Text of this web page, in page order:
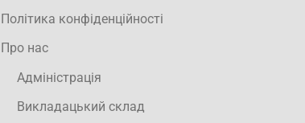
Політика конфіденційності
Про нас
Адміністрація
Викладацький склад